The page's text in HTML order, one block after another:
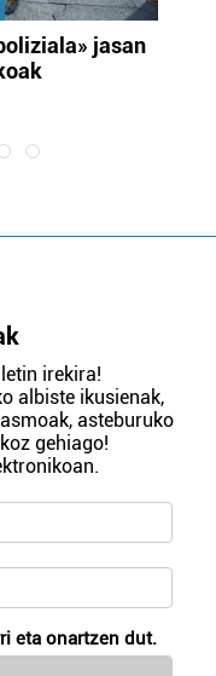
jasan
irekira!
albiste ikusienak,
asteburuko
gehiago!
eta onartzen dut.